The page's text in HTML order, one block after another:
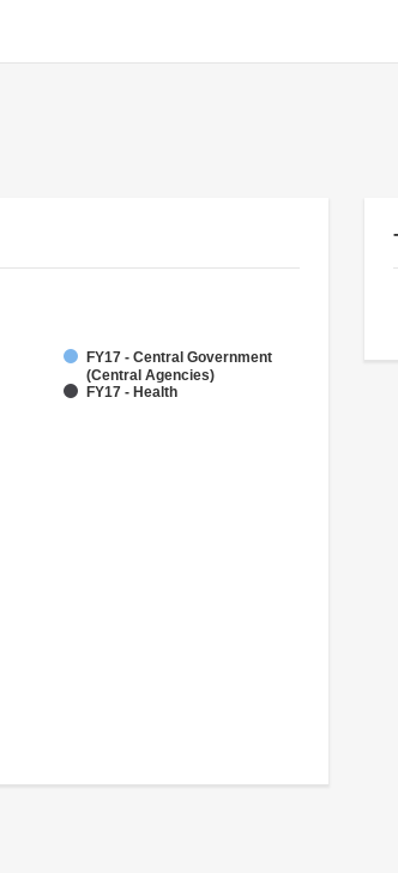
FY17 - Central Government
(Central Agencies)
FY17 - Health